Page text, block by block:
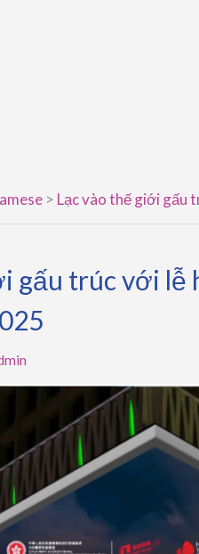
> Lạc vào thế giới gấu
gấu trúc với lễ